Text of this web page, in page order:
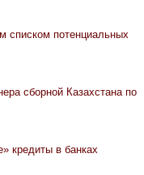
списком потенциальных
сборной Казахстана по
кредиты в банках